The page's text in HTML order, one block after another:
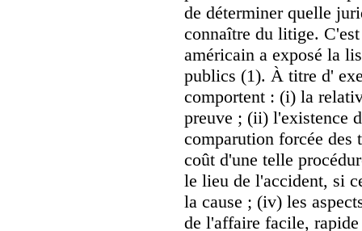
de déterminer quelle
connaître du litige.
américain a exposé la
publics (1). À titre d'
comportent : (i) la
preuve ; (ii) l'existence
comparution forcée des
coût d'une telle
le lieu de l'accident, si
la cause ; (iv) les
de l'affaire facile, rapide